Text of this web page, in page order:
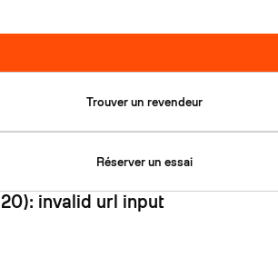
Trouver un revendeur
Réserver un essai
invalid url input